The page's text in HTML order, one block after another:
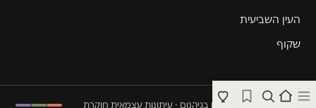
העין השביעית
שקוף
© 2026 המקום הכי חם בגיהנום · עיתונות עצמאית חוקרת